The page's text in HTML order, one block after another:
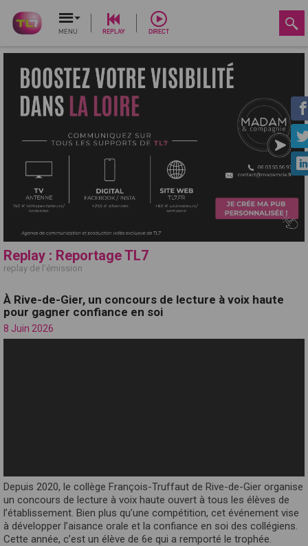
MENU REPLAY DIRECT
Replay : Reportage TL7
replay de l'émission
À Rive-de-Gier, un concours de lecture à voix haute
pour gagner confiance en soi
8 Juin 2026
Depuis 2020, le collège François-Truffaut de Rive-de-Gier organise
un concours de lecture à voix haute ouvert à tous les élèves de
l’établissement. Bien plus qu’une compétition, cet événement vise
à développer l’aisance orale et la confiance en soi des collégiens.
Cette année, c’est un élève de 6e qui a remporté le trophée.